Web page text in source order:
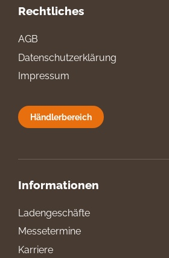
Rechtliches
AGB
Datenschutzerklärung
Impressum
Händlerbereich
Informationen
Ladengeschäfte
Messetermine
Karriere